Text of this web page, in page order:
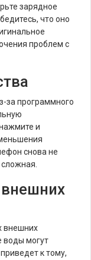
зарядное
что оно
проблем с
за программного
и
снова не
внешних
воды могут
к тому,